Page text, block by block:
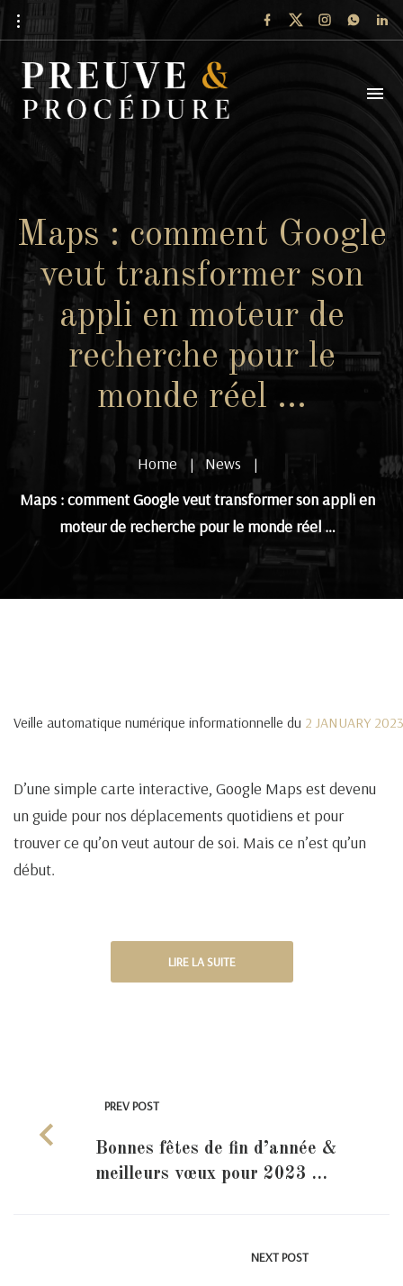
Maps : comment Google
veut transformer son
appli en moteur de
recherche pour le
monde réel …
Home | News |
Maps : comment Google veut transformer son appli en
moteur de recherche pour le monde réel …
Veille automatique numérique informationnelle du 2 JANUARY 2023
D’une simple carte interactive, Google Maps est devenu
un guide pour nos déplacements quotidiens et pour
trouver ce qu’on veut autour de soi. Mais ce n’est qu’un
début.
LIRE LA SUITE
PREV POST
Bonnes fêtes de fin d’année &
meilleurs vœux pour 2023 …
NEXT POST